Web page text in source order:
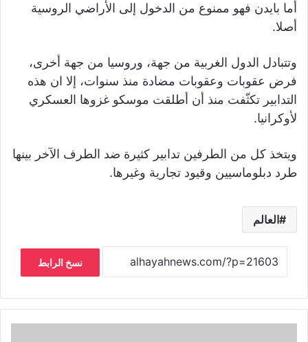
أما بايدن فهو ممنوع من الدخول إلى الأراضي الروسية
أصلا.
وتتبادل الدول الغربية من جهة، وروسيا من جهة أخرى،
فرض عقوبات وعقوبات مضادة منذ سنوات، إلا ان هذه
التدابير تكثّفت منذ أن أطلقت موسكو غزوها العسكري
لأوكرانيا.
ويتخذ كل من الطرفين تدابير كثيرة ضد الطرف الآخر بينها
طرد دبلوماسيين وقيود تجارية وغيرها.
العالم
نسخ الرابط